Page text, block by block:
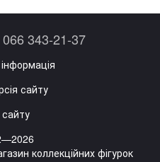
066 343-21-37
сайту
коллекційних фігурок